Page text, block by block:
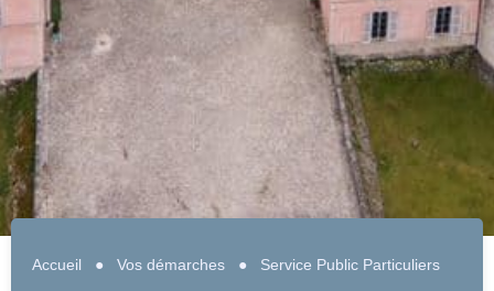
Accueil ● Vos démarches● Service Public Particuliers